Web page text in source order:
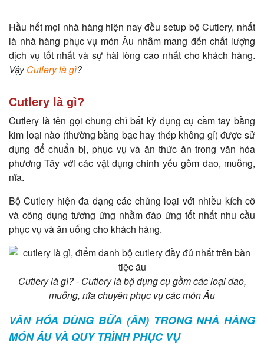
Hầu hết mọi nhà hàng hiện nay đều setup bộ Cutlery, nhất
là nhà hàng phục vụ món Âu nhằm mang đến chất lượng
dịch vụ tốt nhất và sự hài lòng cao nhất cho khách hàng.
VậyCutlery là gì?
Cutlery là gì?
Cutlery là tên gọi chung chỉ bất kỳ dụng cụ cầm tay bằng
kim loại nào (thường bằng bạc hay thép không gỉ) được sử
dụng để chuẩn bị, phục vụ và ăn thức ăn trong văn hóa
phương Tây với các vật dụng chính yếu gồm dao, muỗng,
nĩa.
Bộ Cutlery hiện đa dạng các chủng loại với nhiều kích cỡ
và công dụng tương ứng nhằm đáp ứng tốt nhất nhu cầu
phục vụ và ăn uống cho khách hàng.
Cutlery là gì? - Cutlery là bộ dụng cụ gồm các loại dao,
muỗng, nĩa chuyên phục vụ các món Âu
VĂN HÓA DÙNG BỮA (ĂN) TRONG NHÀ HÀNG
MÓN ÂU VÀ QUY TRÌNH PHỤC VỤ